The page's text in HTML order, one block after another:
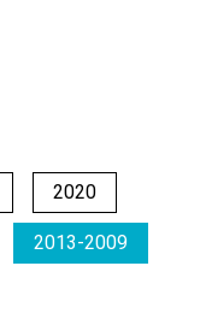
2020
2013-2009